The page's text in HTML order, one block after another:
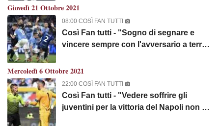
sfottevano i romanisti per il 3-2 contro il
Verona e poi ne hanno presi 4"
Giovedì 21 Ottobre 2021
08:00 COSÌ FAN TUTTI
Così Fan tutti - "Sogno di segnare e
vincere sempre con l'avversario a terra.
fosse. Barella si tuffa, regalano un
penalty al Milan, ma la colpa è sempre
della Juventus"
Mercoledì 6 Ottobre 2021
22:00 COSÌ FAN TUTTI
Così Fan tutti - "Vedere soffrire gli
juventini per la vittoria del Napoli non ha